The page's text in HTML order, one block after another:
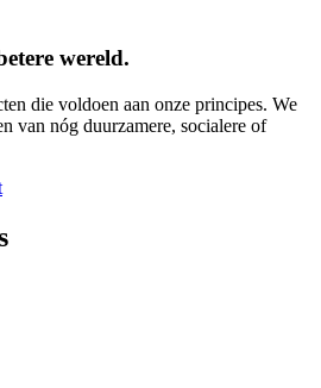
wereld.
die voldoen aan onze principes. We
van nóg duurzamere, socialere of